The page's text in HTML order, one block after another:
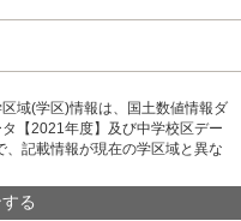
域(学区)情報は、国土数値情報ダ
【2021年度】及び中学校区デー
記載情報が現在の学区域と異な
る